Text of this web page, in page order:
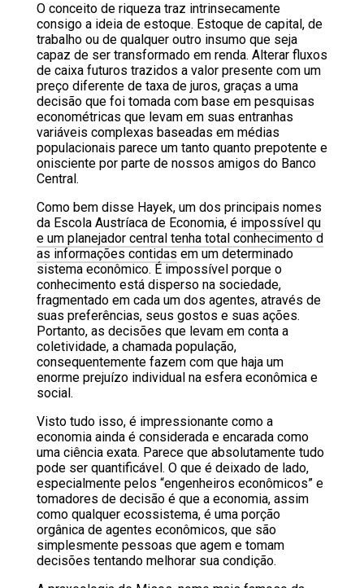
O conceito de riqueza traz intrinsecamente
consigo a ideia de estoque. Estoque de capital, de
trabalho ou de qualquer outro insumo que seja
capaz de ser transformado em renda. Alterar fluxos
de caixa futuros trazidos a valor presente com um
preço diferente de taxa de juros, graças a uma
decisão que foi tomada com base em pesquisas
econométricas que levam em suas entranhas
variáveis complexas baseadas em médias
populacionais parece um tanto quanto prepotente e
onisciente por parte de nossos amigos do Banco
Central.
Como bem disse Hayek, um dos principais nomes
da Escola Austríaca de Economia, é impossível qu
e um planejador central tenha total conhecimento d
as informações contidas em um determinado
sistema econômico. É impossível porque o
conhecimento está disperso na sociedade,
fragmentado em cada um dos agentes, através de
suas preferências, seus gostos e suas ações.
Portanto, as decisões que levam em conta a
coletividade, a chamada população,
consequentemente fazem com que haja um
enorme prejuízo individual na esfera econômica e
social.
Visto tudo isso, é impressionante como a
economia ainda é considerada e encarada como
uma ciência exata. Parece que absolutamente tudo
pode ser quantificável. O que é deixado de lado,
especialmente pelos “engenheiros econômicos” e
tomadores de decisão é que a economia, assim
como qualquer ecossistema, é uma porção
orgânica de agentes econômicos, que são
simplesmente pessoas que agem e tomam
decisões tentando melhorar sua condição.